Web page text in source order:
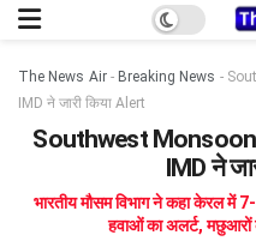
The News Air- Breaking News -
IMD ने जारी किया Alert
Southwest Monsoon
IMD ने
भारतीय मौसम विभाग ने कहा केरल में
हवाओं का अलर्ट, मछुआरों